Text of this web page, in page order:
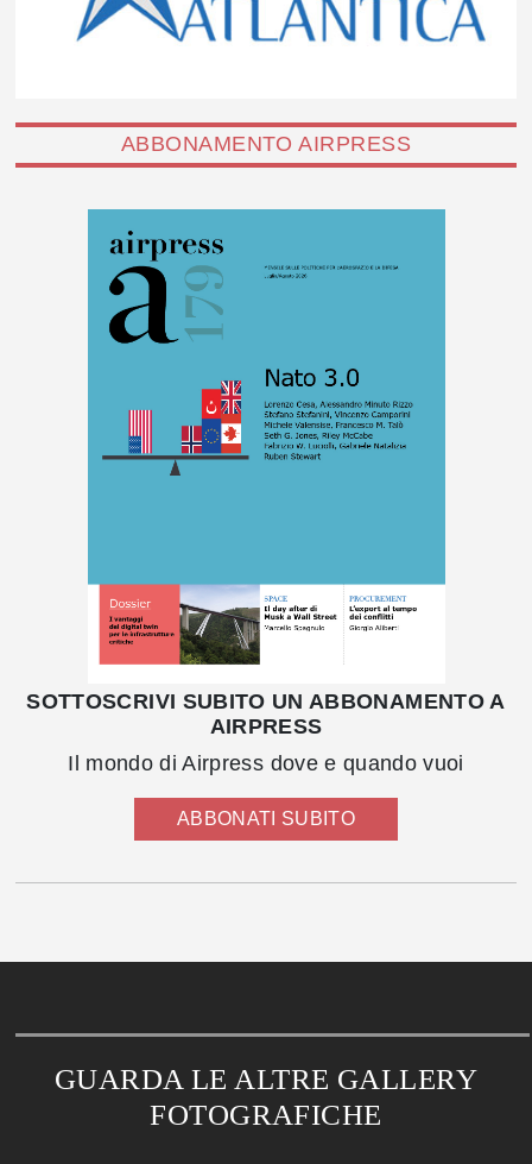
ABBONAMENTO AIRPRESS
SOTTOSCRIVI SUBITO UN ABBONAMENTO A
AIRPRESS
Il mondo di Airpress dove e quando vuoi
ABBONATI SUBITO
GUARDA LE ALTRE GALLERY
FOTOGRAFICHE